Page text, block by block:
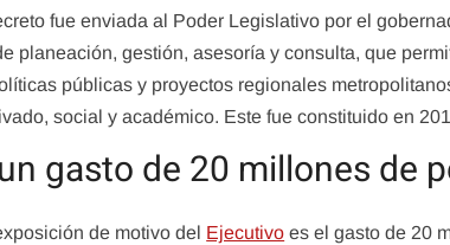
fue enviada al Poder Legislativo por el
planeación, gestión, asesoría y consulta, que
públicas y proyectos regionales
social y académico. Este fue constituido en
gasto de 20 millones de
de motivo del Ejecutivo es el gasto de 20